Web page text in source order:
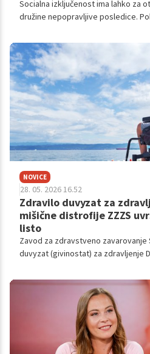
Socialna izključenost ima lahko za
družine nepopravljive posledice.
spretnosti in medsebojno
Boštjanom Kotnikom,
in vodjo Oddelka za projektne
Ljubljana.
NOVICE
28. 05. 2026 16.52
Zdravilo duvyzat za
mišične distrofije ZZZS
listo
Zavod za zdravstveno zavarovanje
duvyzat (givinostat) za zdravljenje
okviru obveznega zdravstvenega
spletni strani ZZZS.